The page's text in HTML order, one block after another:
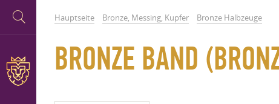
Hauptseite Bronze, Messing, Kupfer Bronze Halbzeuge
BRONZE BAND